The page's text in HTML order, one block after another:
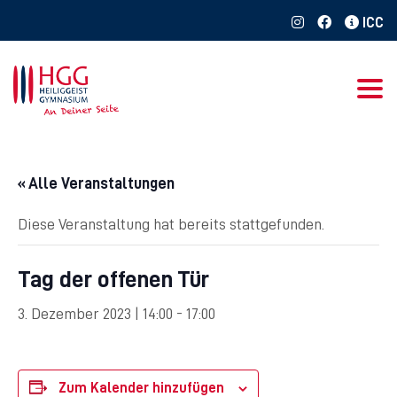
« Alle Veranstaltungen
Diese Veranstaltung hat bereits stattgefunden.
Tag der offenen Tür
3. Dezember 2023 | 14:00 - 17:00
Zum Kalender hinzufügen